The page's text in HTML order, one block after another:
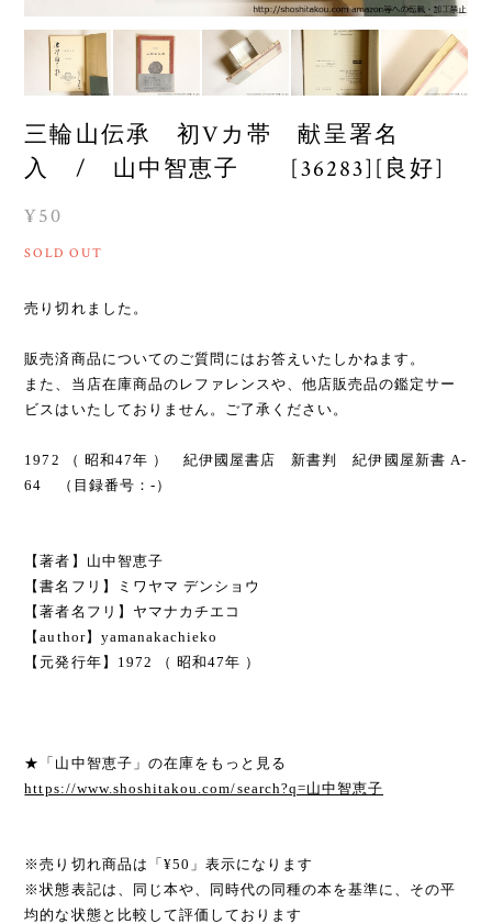
三輪山伝承 初Vカ帯 献呈署名
入 / 山中智恵子 [36283][良好]
¥50
SOLD OUT
売り切れました。
販売済商品についてのご質問にはお答えいたしかねます。
また、当店在庫商品のレファレンスや、他店販売品の鑑定サー
ビスはいたしておりません。ご了承ください。
1972 （ 昭和47年 ） 紀伊國屋書店 新書判 紀伊國屋新書 A-
64 （目録番号：-）
【著者】山中智恵子
【書名フリ】ミワヤマ デンショウ
【著者名フリ】ヤマナカチエコ
【author】yamanakachieko
【元発行年】1972 （ 昭和47年 ）
★「山中智恵子」の在庫をもっと見る
https://www.shoshitakou.com/search?q=山中智恵子
※売り切れ商品は「¥50」表示になります
※状態表記は、同じ本や、同時代の同種の本を基準に、その平
均的な状態と比較して評価しております